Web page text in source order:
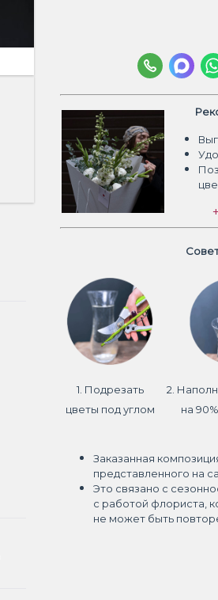
1. Подрезать
цветы под углом
2.
на
Заказанная
представленного на
Это связано с
с работой флориста,
не может быть